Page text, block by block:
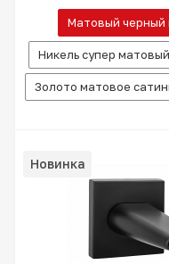
Матовый черный
Никель супер матовый
Золото матовое
Новинка